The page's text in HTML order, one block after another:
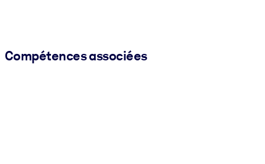
Compétences associées